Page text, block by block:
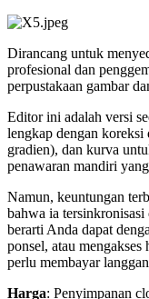
Dirancang untuk
profesional dan
perpustakaan gambar
Editor ini adalah versi
lengkap dengan koreksi
gradien), dan kurva
penawaran mandiri
Namun, keuntungan
bahwa ia
berarti Anda dapat
ponsel, atau
perlu membayar
Harga: Penyimpanan